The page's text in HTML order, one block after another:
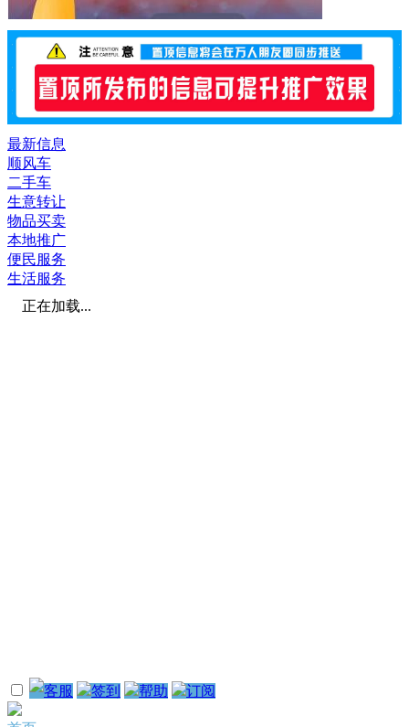
最新信息
顺风车
二手车
生意转让
物品买卖
本地推广
便民服务
生活服务
正在加载...
客服 签到 帮助 订阅